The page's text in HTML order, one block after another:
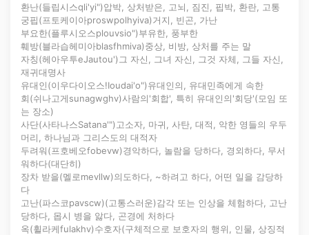
환난(들립시스qli'yi")압박, 상처받은, 고뇌, 짐진, 핍박, 환란, 고통
궁핍(프토케이아proswpolhyiva)거지, 빈곤, 가난
부요한(플루시오스plouvsio")부유한, 풍부한
훼방(블라습헤미아blasfhmiva)중상, 비방, 상처를 주는 말
자칭(헤아우투eJautou')그 자신, 그녀 자신, 그것 자체, 그들 자신,
재귀대명사
유대인(이우다이오스!Ioudai'o")유대인의, 유대민족에게 속한
회(쉬나고게sunagwghv)사람의'회합', 특히 유대인의'회당'(모임 또
는 장소)
사단(사타나스Satana'")고소자, 마귀, 사탄, 대적, 악한 영들의 우두
머리, 하나님과 그리스도의 대적자
두려워(프호베오fobevw)경악하다, 놀람을 당하다, 경외하다, 무서
워하다(대단히)
장차 받을(멜로mevllw)의도하다, ~하려고 하다, 어떤 일을 감당하
다
고난(파스코pavscw)(고통스러운)감각 또는 인상을 체험하다, 고난
당하다, 몹시 병을 앓다, 곤경에 처하다
옥(휠라케fulakhv)수호자(구체적으로 보호자의 행위, 인물, 상징적